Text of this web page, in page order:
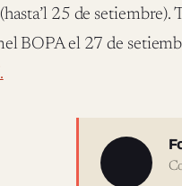
25 de
BOPA el 27 de